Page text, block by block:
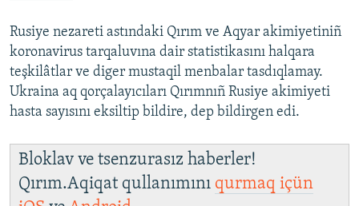
Rusiye nezareti astındaki Qırım ve Aqyar akimiyetiniñ
koronavirus tarqaluvına dair statistikasını halqara
teşkilâtlar ve diger mustaqil menbalar tasdıqlamay.
Ukraina aq qorçalayıcıları Qırımnıñ Rusiye akimiyeti
hasta sayısını eksiltip bildire, dep bildirgen edi.
Bloklav ve tsenzurasız haberler!
Qırım.Aqiqat qullanımını qurmaq içün